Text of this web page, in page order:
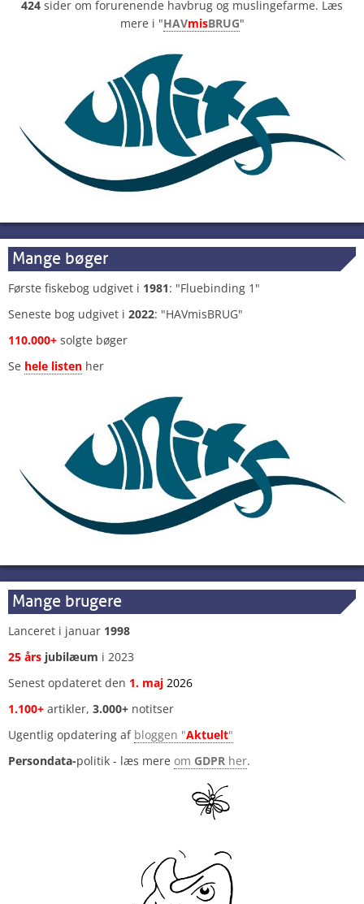
424 sider om forurenende havbrug og muslingefarme. Læs
mere i "HAVmisBRUG"
Mange bøger
Første fiskebog udgivet i 1981: "Fluebinding 1"
Seneste bog udgivet i 2022: "HAVmisBRUG"
110.000+ solgte bøger
Se hele listen her
Mange brugere
Lanceret i januar 1998
25 års jubilæum i 2023
Senest opdateret den 1. maj 2026
1.100+ artikler, 3.000+ notitser
Ugentlig opdatering af bloggen "Aktuelt"
Persondata-politik - læs mere om GDPR her.